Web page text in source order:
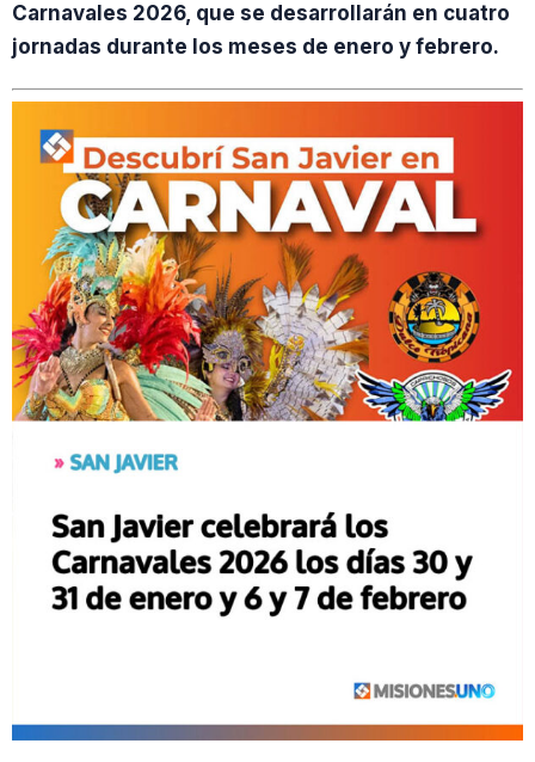
Carnavales 2026, que se desarrollarán en cuatro
jornadas durante los meses de enero y febrero.